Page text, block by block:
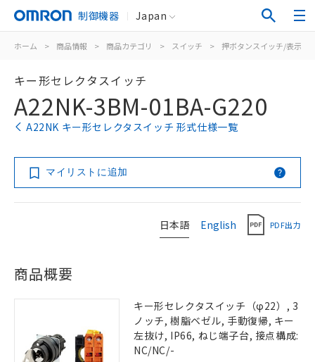
制御機器 Japan
ホーム > 商品情報 > 商品カテゴリ > スイッチ > 押ボタンスイッチ/表示灯
キー形セレクタスイッチ
A22NK-3BM-01BA-G220
A22NK キー形セレクタスイッチ 形式仕様一覧
マイリストに追加
日本語 English PDF出力
商品概要
キー形セレクタスイッチ（φ22）, 3
ノッチ, 樹脂ベゼル, 手動復帰, キー
左抜け, IP66, ねじ端子台, 接点構成:
NC/NC/-